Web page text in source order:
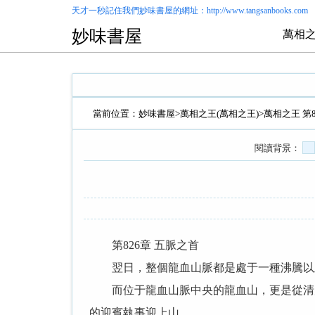
天才一秒記住我們妙味書屋的網址：http://www.tangsanbooks.com
妙味書屋 萬相
當前位置： 妙味書屋>萬相之王(萬相之王)>萬相之王 第
閱讀背景：
第826章 五脈之首
翌日，整個龍血山脈都是處于一種沸騰以
而位于龍血山脈中央的龍血山，更是從清